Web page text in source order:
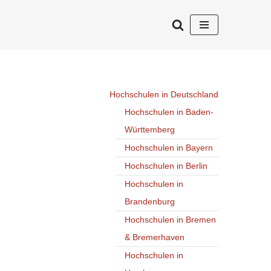
Hochschulen in Deutschland
Hochschulen in Baden-
Württemberg
Hochschulen in Bayern
Hochschulen in Berlin
Hochschulen in
Brandenburg
Hochschulen in Bremen
& Bremerhaven
Hochschulen in